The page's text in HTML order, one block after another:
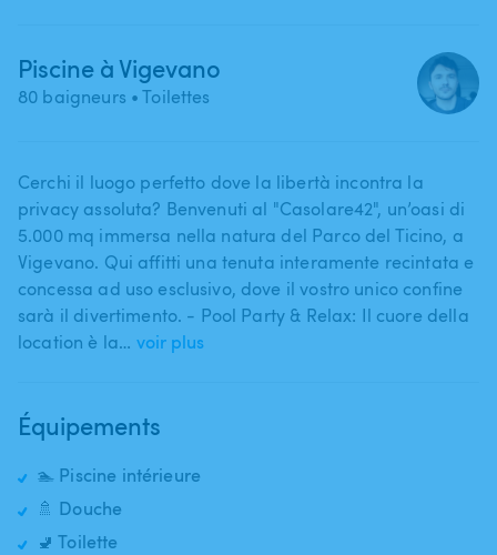
Piscine à Vigevano
80 baigneurs • Toilettes
Cerchi il luogo perfetto dove la libertà incontra la
privacy assoluta? Benvenuti al "Casolare42"​,​ un’oasi di
5.000 mq immersa nella natura del Parco del Ticino​,​ a
Vigevano. Qui affitti una tenuta interamente recintata e
concessa ad uso esclusivo​,​ dove il vostro unico confine
sarà il divertimento. - Pool Party & Relax: Il cuore della
location è la… voir plus
Équipements
🏊 Piscine intérieure
🚿 Douche
🚽 Toilette